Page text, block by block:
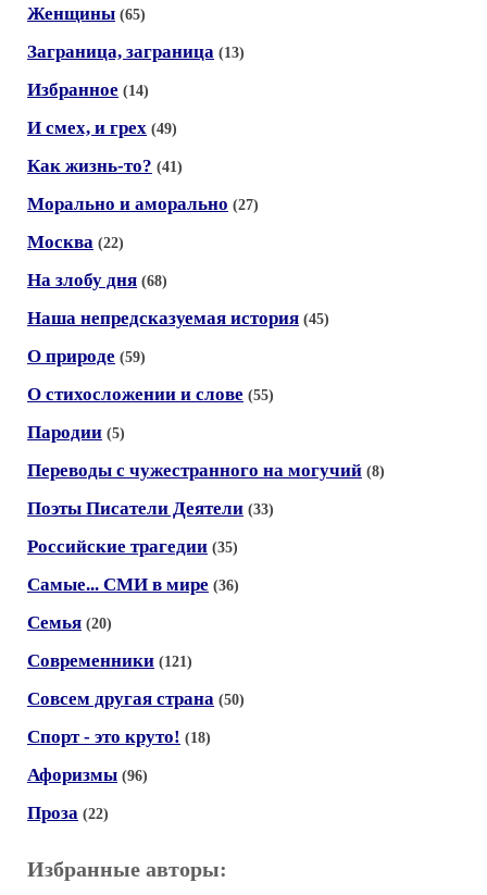
Женщины (65)
Заграница, заграница (13)
Избранное (14)
И смех, и грех (49)
Как жизнь-то? (41)
Морально и аморально (27)
Москва (22)
На злобу дня (68)
Наша непредсказуемая история (45)
О природе (59)
О стихосложении и слове (55)
Пародии (5)
Переводы с чужестранного на могучий (8)
Поэты Писатели Деятели (33)
Российские трагедии (35)
Самые... СМИ в мире (36)
Семья (20)
Современники (121)
Совсем другая страна (50)
Спорт - это круто! (18)
Афоризмы (96)
Проза (22)
Избранные авторы: